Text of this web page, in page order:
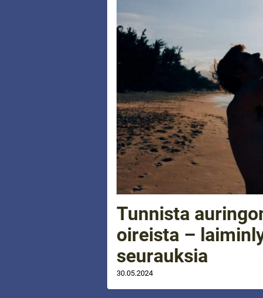
Tunnista
oireista –
seurauksia
30.05.2024